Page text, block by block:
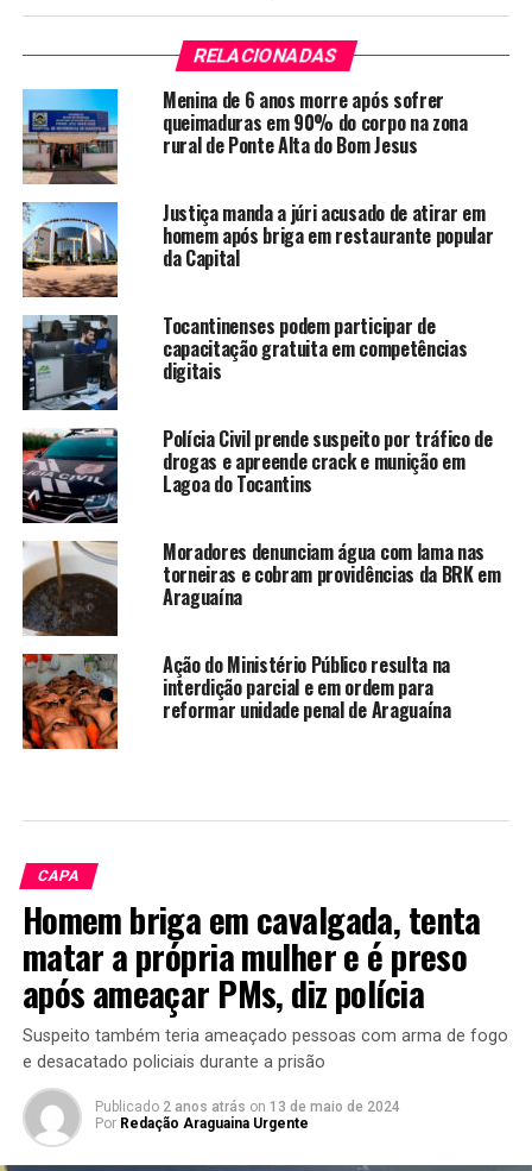
RELACIONADAS
Menina de 6 anos morre após sofrer
queimaduras em 90% do corpo na zona
rural de Ponte Alta do Bom Jesus
Justiça manda a júri acusado de atirar em
homem após briga em restaurante popular
da Capital
Tocantinenses podem participar de
capacitação gratuita em competências
digitais
Polícia Civil prende suspeito por tráfico de
drogas e apreende crack e munição em
Lagoa do Tocantins
Moradores denunciam água com lama nas
torneiras e cobram providências da BRK em
Araguaína
Ação do Ministério Público resulta na
interdição parcial e em ordem para
reformar unidade penal de Araguaína
CAPA
Homem briga em cavalgada, tenta
matar a própria mulher e é preso
após ameaçar PMs, diz polícia
Suspeito também teria ameaçado pessoas com arma de fogo
e desacatado policiais durante a prisão
Publicado 2 anos atrás on 13 de maio de 2024
Por Redação Araguaina Urgente